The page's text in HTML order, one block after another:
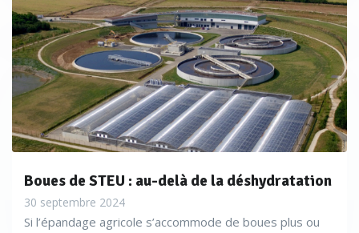
Boues de STEU : au-delà de la déshydratation
30 septembre 2024
Si l’épandage agricole s’accommode de boues plus ou